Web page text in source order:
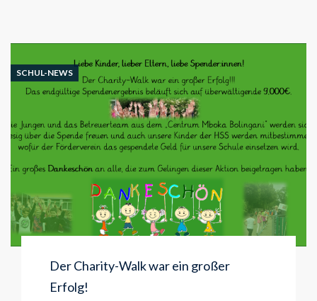
SCHUL-NEWS
Der Charity-Walk war ein großer
Erfolg!